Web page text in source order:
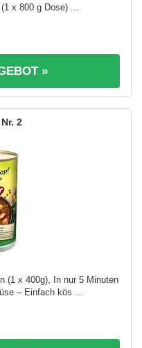
x 800 g Dose) ...
»
2
(1 x 400g), In nur 5 Minuten
– Einfach kös ...